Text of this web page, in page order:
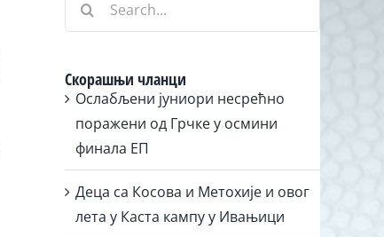
Скорашњи чланци
Ослабљени јуниори несрећно
поражени од Грчке у осмини
финала ЕП
Деца са Косова и Метохије и овог
лета у Каста кампу у Ивањици